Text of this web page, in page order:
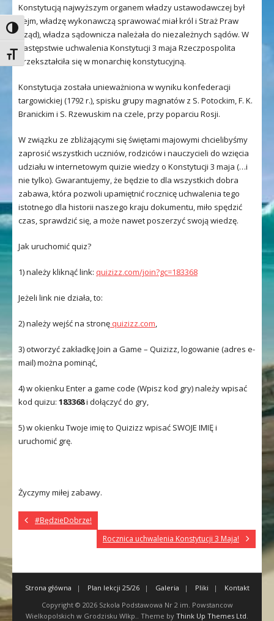
Toggle High Contrast
Toggle Font size
Konstytucją najwyższym organem władzy ustawodawczej był
sejm, władzę wykonawczą sprawować miał król i Straż Praw
(rząd), władza sądownicza należała do niezależnych sądów. W
następstwie uchwalenia Konstytucji 3 maja Rzeczpospolita
przekształciła się w monarchię konstytucyjną.
Konstytucja została unieważniona w wyniku konfederacji
targowickiej (1792 r.), spisku grupy magnatów z S. Potockim, F. K.
Branickim i S. Rzewuskim na czele, przy poparciu Rosji.
W związku ze zbliżającymi się świętami majowymi chcielibyśmy
zaprosić wszystkich uczniów, rodziców i nauczycieli do wzięcia
udziału w internetowym quizie wiedzy o Konstytucji 3 maja (…i
nie tylko). Gwarantujemy, że będzie to dla wszystkich dobra
zabawa, która pozwoli upamiętnić rocznicę uchwalenia tego
istotnego dla historii naszego kraju dokumentu, miło spędzić
czas, sprawdzić się, a może nawet poszerzyć swoją wiedzę.
Jak uruchomić quiz?
1) należy kliknąć link: quizizz.com/join?gc=183368
Jeżeli link nie działa, to:
2) należy wejść na stronę quizizz.com,
3) otworzyć zakładkę Join a Game – Quizizz, logowanie (adres e-
mail) można pominąć,
4) w okienku Enter a game code (Wpisz kod gry) należy wpisać
kod quizu: 183368i dołączyć do gry,
5) w okienku Twoje imię to Quizizz wpisać SWOJE IMIĘ i
uruchomić grę.
Życzymy miłej zabawy.
#BędzieDobrze!
Rocznica uchwalenia Konstytucji 3 Maja!
Strona główna Plan lekcji 25/26 Galeria Pliki
Kontakt
Copyright © 2026 Szkola Podstawowa Nr 2 im. Powstancow
Wielkopolskich w Grodzisku Wlkp.
. Theme by Think Up Themes Ltd